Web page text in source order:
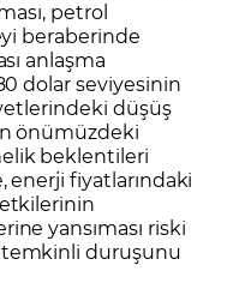
petrol
beraberinde
anlaşma
dolar seviyesinin
düşüş
önümüzdeki
beklentileri
fiyatlarındaki
yansıması riski
temkinli duruşunu